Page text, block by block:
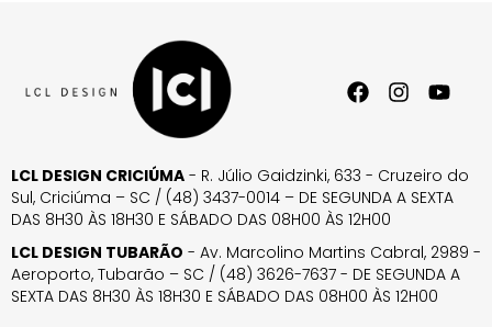
LCL DESIGN CRICIÚMA - R. Júlio Gaidzinki, 633 - Cruzeiro do
Sul, Criciúma – SC / (48) 3437-0014 – DE SEGUNDA A SEXTA
DAS 8H30 ÀS 18H30 E SÁBADO DAS 08H00 ÀS 12H00
LCL DESIGN TUBARÃO - Av. Marcolino Martins Cabral, 2989 -
Aeroporto, Tubarão – SC / (48) 3626-7637 - DE SEGUNDA A
SEXTA DAS 8H30 ÀS 18H30 E SÁBADO DAS 08H00 ÀS 12H00